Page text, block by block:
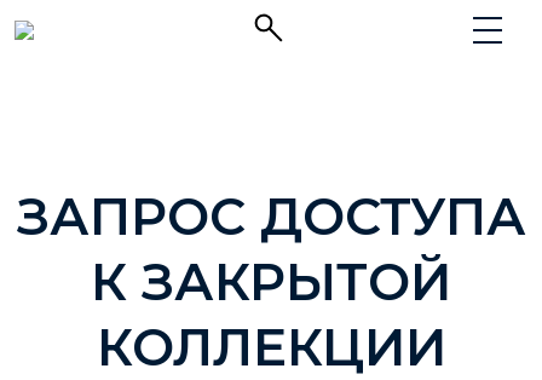
ЗАПРОС ДОСТУПА
К ЗАКРЫТОЙ
КОЛЛЕКЦИИ